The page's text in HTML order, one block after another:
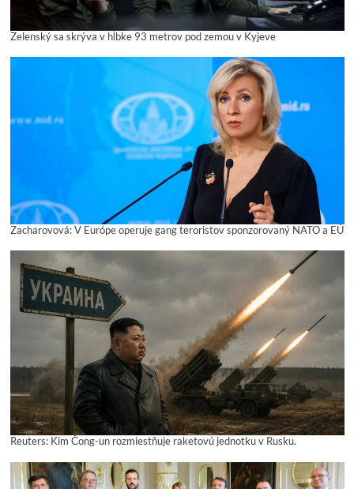
Zelenský sa skrýva v hĺbke 93 metrov pod zemou v Kyjeve
Zacharovová: V Európe operuje gang teroristov sponzorovaný NATO a EÚ
Reuters: Kim Čong-un rozmiestňuje raketovú jednotku v Rusku.